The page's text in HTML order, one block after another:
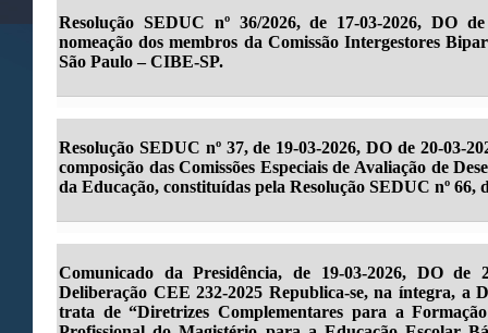
Resolução SEDUC nº 36/2026, de 17-03-2026, DO
nomeação dos membros da Comissão Intergestores
São Paulo – CIBE-SP.
Resolução SEDUC nº 37, de 19-03-2026, DO de 20-03-
composição das Comissões Especiais de Avaliação de
da Educação, constituídas pela Resolução SEDUC nº 66,
Comunicado da Presidência, de 19-03-2026, DO de
Deliberação CEE 232-2025 Republica-se, na íntegra, a
trata de “Diretrizes Complementares para a